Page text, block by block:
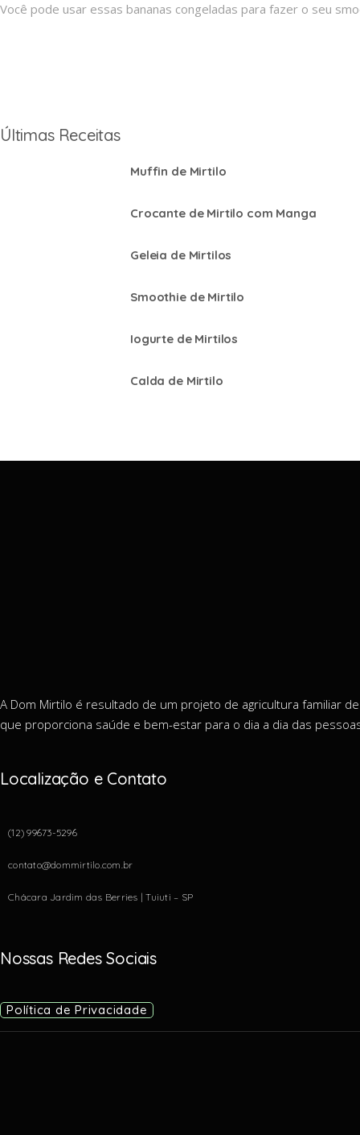
Você pode usar essas bananas congeladas para fazer o seu
Últimas Receitas
Muffin de Mirtilo
Crocante de Mirtilo com Manga
Geleia de Mirtilos
Smoothie de Mirtilo
Iogurte de Mirtilos
Calda de Mirtilo
A Dom Mirtilo é resultado de um projeto de agricultura familiar
que proporciona saúde e bem-estar para o dia a dia das
Localização e Contato
(12) 99673-5296
contato@dommirtilo.com.br
Chácara Jardim das Berries | Tuiuti – SP
Nossas Redes Sociais
Política de Privacidade